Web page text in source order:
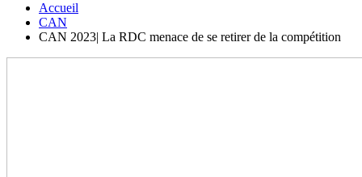
Accueil
CAN
CAN 2023| La RDC menace de se retirer de la compétition